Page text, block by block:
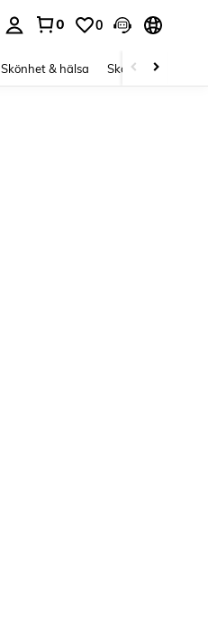
0 0
Skönhet & hälsa Skor Curve